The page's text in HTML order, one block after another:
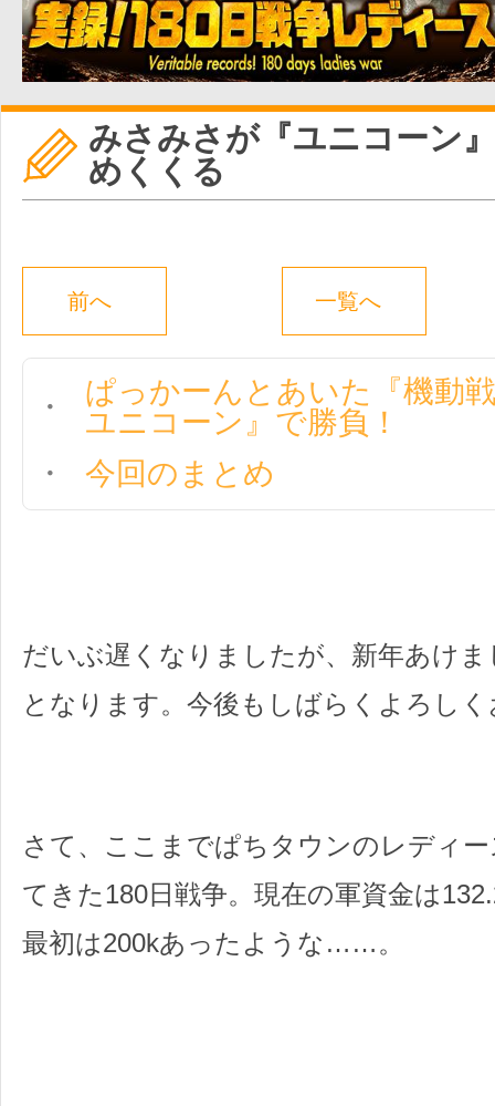
みさみさが『ユニコーン
めくくる
前へ 一覧へ
ぱっかーんとあいた『機動
ユニコーン』で勝負！
今回のまとめ
だいぶ遅くなりましたが、新年あけ
となります。今後もしばらくよろし
さて、ここまでぱちタウンのレディ
てきた180日戦争。現在の軍資金は
最初は200kあったような……。